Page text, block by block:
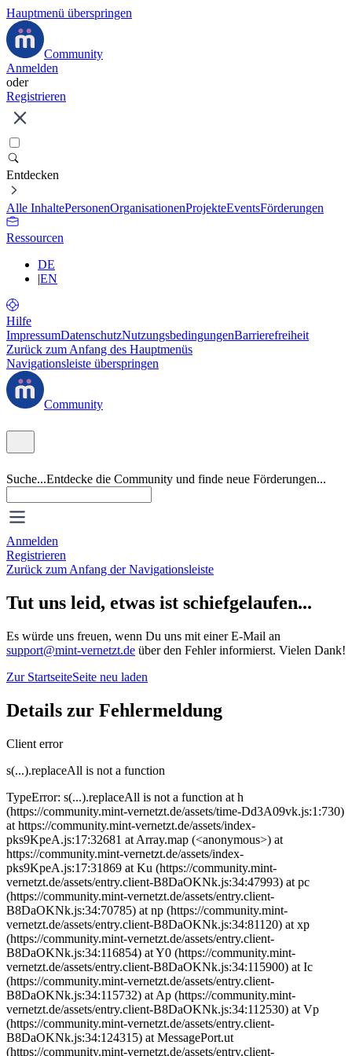
Hauptmenü überspringen
Community
Anmelden
oder
Registrieren
Entdecken
Alle InhaltePersonenOrganisationenProjekteEventsFörderungen
Ressourcen
DE
|EN
Hilfe
ImpressumDatenschutzNutzungsbedingungenBarrierefreiheit
Zurück zum Anfang des Hauptmenüs
Navigationsleiste überspringen
Community
Suche...Entdecke die Community und finde neue Förderungen...
Anmelden
Registrieren
Zurück zum Anfang der Navigationsleiste
Tut uns leid, etwas ist schiefgelaufen...
Es würde uns freuen, wenn Du uns mit einer E-Mail an
support@mint-vernetzt.de über den Fehler informierst. Vielen Dank!
Zur StartseiteSeite neu laden
Details zur Fehlermeldung
Client error
s(...).replaceAll is not a function
TypeError: s(...).replaceAll is not a function at h
(https://community.mint-vernetzt.de/assets/time-Dd3A09vk.js:1:730)
at https://community.mint-vernetzt.de/assets/index-
pks9KpeA.js:17:32681 at Array.map (<anonymous>) at
https://community.mint-vernetzt.de/assets/index-
pks9KpeA.js:17:31869 at Ku (https://community.mint-
vernetzt.de/assets/entry.client-B8DaOKNk.js:34:47993) at pc
(https://community.mint-vernetzt.de/assets/entry.client-
B8DaOKNk.js:34:70785) at np (https://community.mint-
vernetzt.de/assets/entry.client-B8DaOKNk.js:34:81120) at xp
(https://community.mint-vernetzt.de/assets/entry.client-
B8DaOKNk.js:34:116854) at Y0 (https://community.mint-
vernetzt.de/assets/entry.client-B8DaOKNk.js:34:115900) at Ic
(https://community.mint-vernetzt.de/assets/entry.client-
B8DaOKNk.js:34:115732) at Ap (https://community.mint-
vernetzt.de/assets/entry.client-B8DaOKNk.js:34:112530) at Vp
(https://community.mint-vernetzt.de/assets/entry.client-
B8DaOKNk.js:34:124315) at MessagePort.ut
(https://community.mint-vernetzt.de/assets/entry.client-